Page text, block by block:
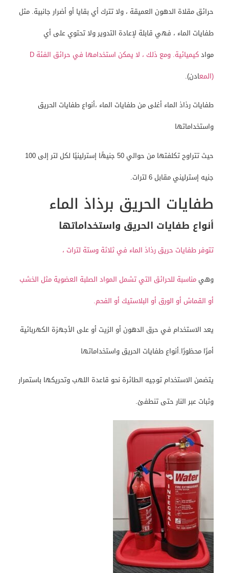
حرائق مقلاة الدهون العميقة ، ولا تترك أي بقايا أو أضرار جانبية. مثل
طفايات الماء ، فهي قابلة لإعادة التدوير ولا تحتوي على أي
مواد
كيميائية. ومع ذلك ، لا يمكن استخدامها في حرائق الفئة D
(المعادن).
طفايات رذاذ الماء أغلى من طفايات الماء ،أنواع طفايات الحريق
واستخداماتها
حيث تتراوح تكلفتها من حوالي 50 جنيهًا إسترلينيًا لكل لتر إلى 100
جنيه إسترليني مقابل 6 لترات.
طفايات الحريق برذاذ الماء
أنواع طفايات الحريق واستخداماتها
تتوفر طفايات حريق رذاذ الماء في ثلاثة وستة لترات ،
وهيمناسبة للحرائق التي تشمل المواد الصلبة العضوية مثل الخشب
أو القماش أو الورق أو البلاستيك أو الفحم.
يعد الاستخدام في حرق الدهون أو الزيت أو على الأجهزة الكهربائية
أمرًا محظورًا.أنواع طفايات الحريق واستخداماتها
يتضمن الاستخدام توجيه الطائرة نحو قاعدة اللهب وتحريكها باستمرار
وثبات عبر النار حتى تنطفئ.